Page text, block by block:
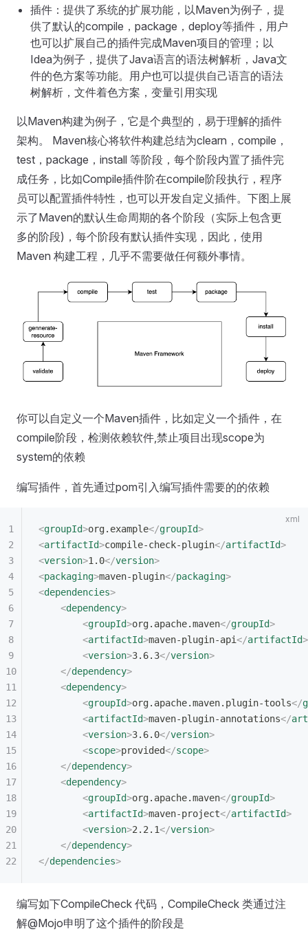
插件：提供了系统的扩展功能，以Maven为例子，提
供了默认的compile，package，deploy等插件，用户
也可以扩展自己的插件完成Maven项目的管理；以
Idea为例子，提供了Java语言的语法树解析，Java文
件的色方案等功能。用户也可以提供自己语言的语法
树解析，文件着色方案，变量引用实现
以Maven构建为例子，它是个典型的，易于理解的插件
架构。 Maven核心将软件构建总结为clearn，compile，
test，package，install 等阶段，每个阶段内置了插件完
成任务，比如Compile插件阶在compile阶段执行，程序
员可以配置插件特性，也可以开发自定义插件。下图上展
示了Maven的默认生命周期的各个阶段（实际上包含更
多的阶段)，每个阶段有默认插件实现，因此，使用
Maven 构建工程，几乎不需要做任何额外事情。
你可以自定义一个Maven插件，比如定义一个插件，在
compile阶段，检测依赖软件,禁止项目出现scope为
system的依赖
编写插件，首先通过pom引入编写插件需要的的依赖
<groupId>org.example</groupId>
<artifactId>compile-check-plugin</artifactId>
<version>1.0</version>
<packaging>maven-plugin</packaging>
<dependencies>
    <
dependency>
        <
groupId>org.apache.maven</groupId>
        <
artifactId>maven-plugin-api</artifactId>
        <
version>3.6.3</version>
    </
dependency>
    <
dependency>
        <
groupId>org.apache.maven.plugin-tools</
        <
artifactId>maven-plugin-annotations</
        <
version>3.6.0</version>
        <
scope>provided</scope>
    </
dependency>
    <
dependency>
        <
groupId>org.apache.maven</groupId>
        <
artifactId>maven-project</artifactId>
        <
version>2.2.1</version>
    </
dependency>
</dependencies>
编写如下CompileCheck 代码，CompileCheck 类通过注
解@Mojo申明了这个插件的阶段是